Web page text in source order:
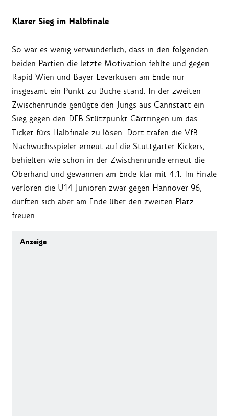
Klarer Sieg im Halbfinale
So war es wenig verwunderlich, dass in den folgenden
beiden Partien die letzte Motivation fehlte und gegen
Rapid Wien und Bayer Leverkusen am Ende nur
insgesamt ein Punkt zu Buche stand. In der zweiten
Zwischenrunde genügte den Jungs aus Cannstatt ein
Sieg gegen den DFB Stützpunkt Gärtringen um das
Ticket fürs Halbfinale zu lösen. Dort trafen die VfB
Nachwuchsspieler erneut auf die Stuttgarter Kickers,
behielten wie schon in der Zwischenrunde erneut die
Oberhand und gewannen am Ende klar mit 4:1. Im Finale
verloren die U14 Junioren zwar gegen Hannover 96,
durften sich aber am Ende über den zweiten Platz
freuen.